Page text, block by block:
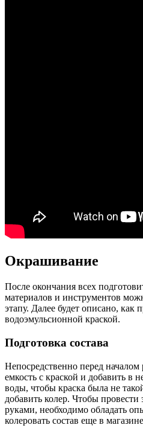
Окрашивание
После окончания всех
материалов и инструментов
этапу. Далее будет описано, как
водоэмульсионной краской.
Подготовка состава
Непосредственно перед
емкость с краской и добавить в
воды, чтобы краска была не
добавить колер. Чтобы
руками, необходимо обладать
колеровать состав еще в